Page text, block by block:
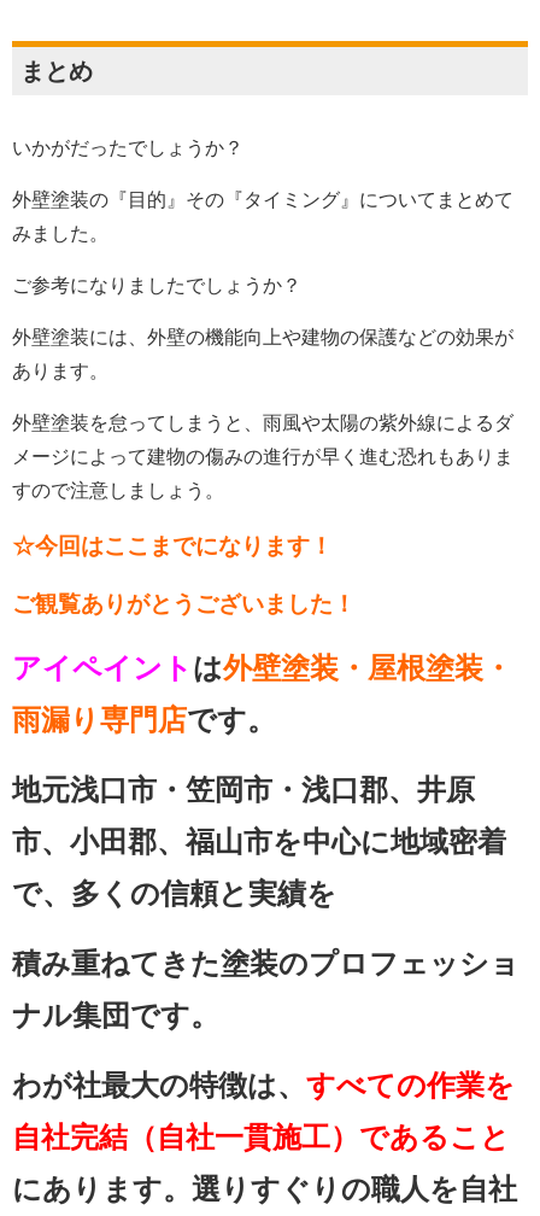
まとめ
いかがだったでしょうか？
外壁塗装の『目的』その『タイミング』についてまとめて
みました。
ご参考になりましたでしょうか？
外壁塗装には、外壁の機能向上や建物の保護などの効果が
あります。
外壁塗装を怠ってしまうと、雨風や太陽の紫外線によるダ
メージによって建物の傷みの進行が早く進む恐れもありま
すので注意しましょう。
☆今回はここまでになります！
ご観覧ありがとうございました！
アイペイント は外壁塗装・屋根塗装・
雨漏り専門店です。
地元浅口市・笠岡市・浅口郡、井原
市、小田郡、福山市を中心に地域密着
で、多くの信頼と実績を
積み重ねてきた塗装のプロフェッショ
ナル集団です。
わが社最大の特徴は、 すべての作業を
自社完結（自社一貫施工）であること
にあります。選りすぐりの職人を自社